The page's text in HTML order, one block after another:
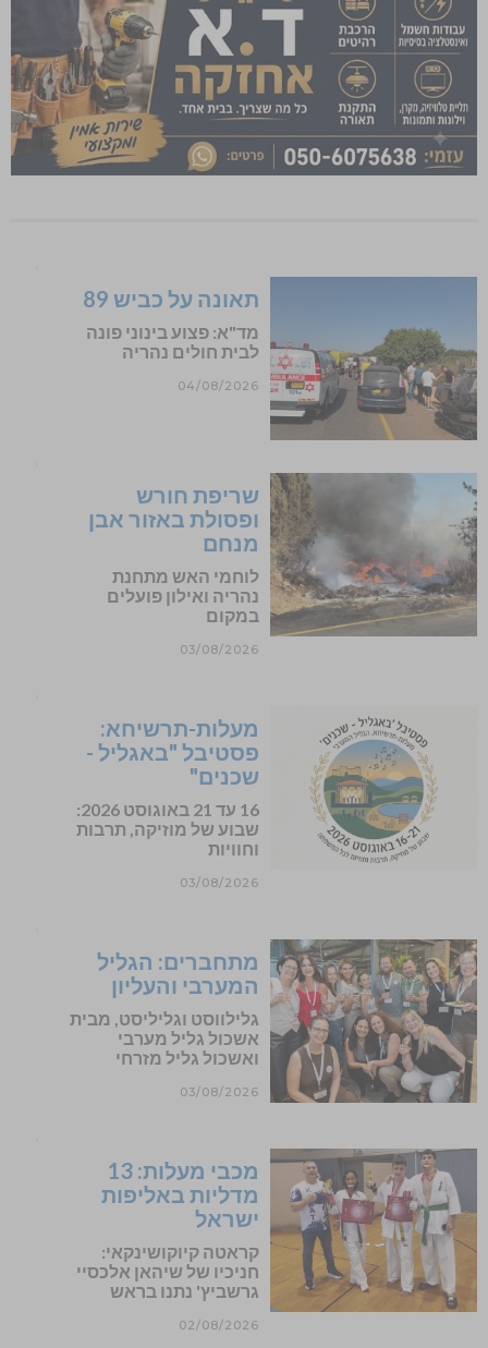
תאונה על כביש 89
מד"א: פצוע בינוני פונה
לבית חולים נהריה
04/08/2026
שריפת חורש
ופסולת באזור אבן
מנחם
לוחמי האש מתחנת
נהריה ואילון פועלים
במקום
03/08/2026
מעלות-תרשיחא:
פסטיבל "באגליל -
שכנים"
16 עד 21 באוגוסט 2026:
שבוע של מוזיקה, תרבות
וחוויות
03/08/2026
מתחברים: הגליל
המערבי והעליון
גלילווסט וגליליסט, מבית
אשכול גליל מערבי
ואשכול גליל מזרחי
03/08/2026
מכבי מעלות: 13
מדליות באליפות
ישראל
קראטה קיוקושינקאי:
חניכיו של שיהאן אלכסיי
גרשביץ' נתנו בראש
02/08/2026